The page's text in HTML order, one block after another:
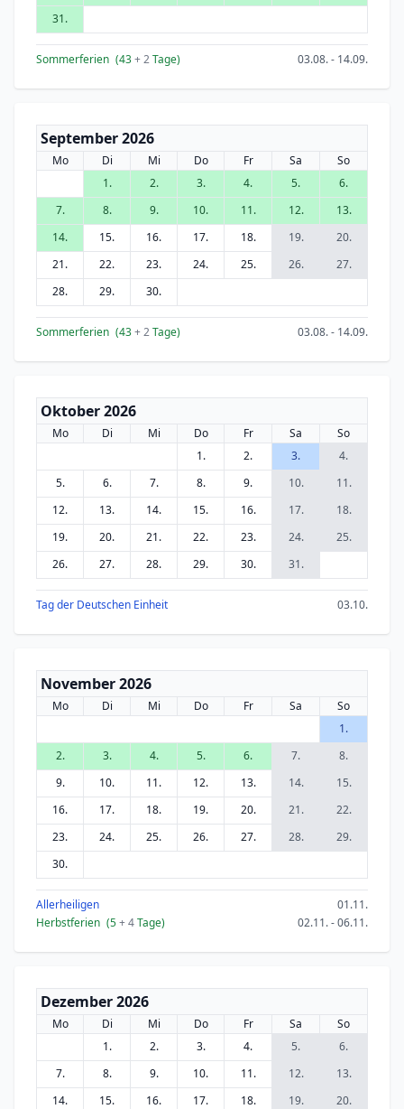
31.
Sommerferien (43+ 2Tage) 03.08. - 14.09.
September 2026
Mo Di Mi Do Fr Sa
So
1.
2. 3. 4. 5.
6.
7.
8. 9. 10. 11. 12.
13.
14.
15. 16. 17. 18. 19.
20.
21.
22. 23. 24. 25. 26.
27.
28.
29. 30.
Sommerferien (43+ 2Tage) 03.08. - 14.09.
Oktober 2026
Mo Di Mi Do Fr Sa
So
1.
2. 3.
4.
5.
6. 7. 8. 9. 10.
11.
12.
13. 14. 15. 16. 17.
18.
19.
20. 21. 22. 23. 24.
25.
26.
27. 28. 29. 30. 31.
Tag der Deutschen Einheit 03.10.
November 2026
Mo Di Mi Do Fr Sa
So
1.
2.
3. 4. 5. 6. 7.
8.
9.
10. 11. 12. 13. 14.
15.
16.
17. 18. 19. 20. 21.
22.
23.
24. 25. 26. 27. 28.
29.
30.
Allerheiligen
01.11.
Herbstferien (5+ 4Tage) 02.11. - 06.11.
Dezember 2026
Mo Di Mi Do Fr Sa
So
1.
2. 3. 4. 5.
6.
7.
8. 9. 10. 11. 12.
13.
14.
15. 16. 17. 18. 19.
20.